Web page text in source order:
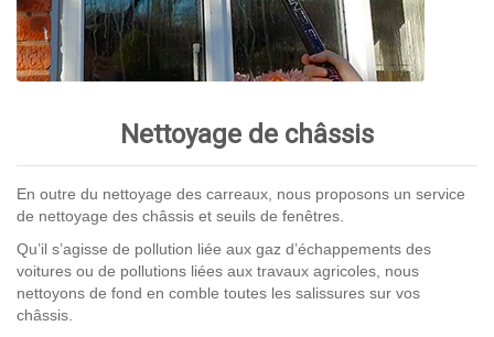
Nettoyage de châssis
En outre du nettoyage des carreaux, nous proposons un service
de nettoyage des châssis et seuils de fenêtres.
Qu’il s’agisse de pollution liée aux gaz d’échappements des
voitures ou de pollutions liées aux travaux agricoles, nous
nettoyons de fond en comble toutes les salissures sur vos
châssis.